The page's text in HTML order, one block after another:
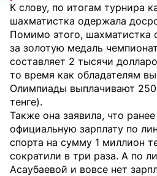
К слову, по итогам турнира
шахматистка одержала
Помимо этого, шахматистка
за золотую медаль
составляет 2 тысячи
то время как обладателям
Олимпиады выплачивают
тенге).
Также она заявила, что
официальную зарплату по
спорта на сумму 1 миллион
сократили в три раза. А по
Асаубаевой и вовсе нет